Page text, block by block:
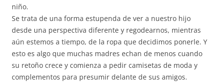
niño.
Se trata de una forma estupenda de ver a nuestro hijo
desde una perspectiva diferente y regodearnos, mientras
aún estemos a tiempo, de la ropa que decidimos ponerle. Y
esto es algo que muchas madres echan de menos cuando
su retoño crece y comienza a pedir camisetas de moda y
complementos para presumir delante de sus amigos.